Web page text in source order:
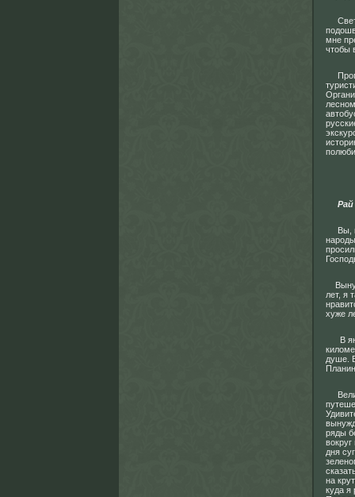
мне
чтобы
Вы,
лет, я
хуже
В
душе.
ряды
дня
на
куда я